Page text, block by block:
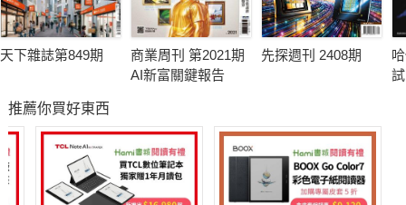
天下雜誌第849期
商業周刊 第2021期
AI新富關鍵報告
先探週刊 2408期
推薦你買好東西